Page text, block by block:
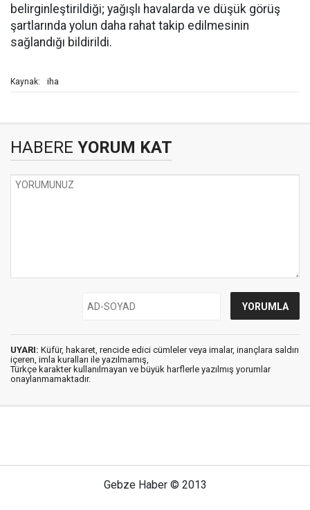
belirginleştirildiği; yağışlı havalarda ve düşük görüş
şartlarında yolun daha rahat takip edilmesinin
sağlandığı bildirildi.
Kaynak: iha
HABERE YORUM KAT
UYARI: Küfür, hakaret, rencide edici cümleler veya imalar, inançlara saldırı
içeren, imla kuralları ile yazılmamış,
Türkçe karakter kullanılmayan ve büyük harflerle yazılmış yorumlar
onaylanmamaktadır.
Gebze Haber © 2013